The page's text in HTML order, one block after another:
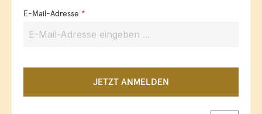
E-Mail-Adresse *
JETZT ANMELDEN